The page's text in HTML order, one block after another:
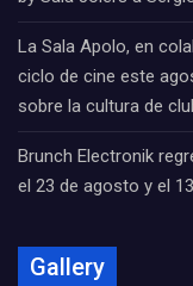
La Sala Apolo, en
ciclo de cine este
sobre la cultura de
Brunch Electronik
el 23 de agosto y el
Gallery